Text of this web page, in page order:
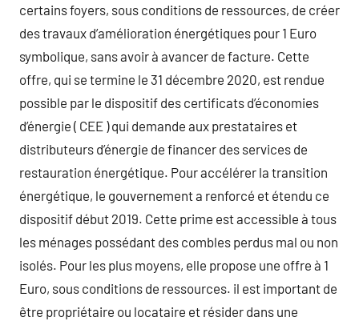
certains foyers, sous conditions de ressources, de créer
des travaux d’amélioration énergétiques pour 1 Euro
symbolique, sans avoir à avancer de facture. Cette
offre, qui se termine le 31 décembre 2020, est rendue
possible par le dispositif des certificats d’économies
d’énergie ( CEE ) qui demande aux prestataires et
distributeurs d’énergie de financer des services de
restauration énergétique. Pour accélérer la transition
énergétique, le gouvernement a renforcé et étendu ce
dispositif début 2019. Cette prime est accessible à tous
les ménages possédant des combles perdus mal ou non
isolés. Pour les plus moyens, elle propose une offre à 1
Euro, sous conditions de ressources. il est important de
être propriétaire ou locataire et résider dans une